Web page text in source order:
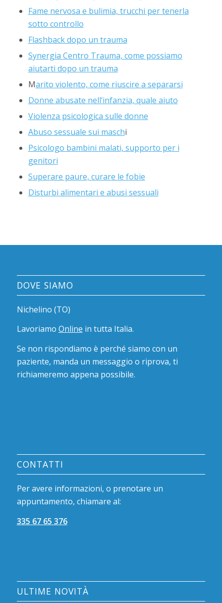
Fame nervosa e bulimia, trucchi per tenerla
sotto controllo
Flashback dopo un trauma
Synergia Centro Trauma, come possiamo
aiutarti dopo un trauma
Marito violento, come riuscire a separarsi
Donne abusate nell’infanzia, quale aiuto
Violenza psicologica sulle donne
Abuso sessuale sui maschi
Psicologo bambini malati, supporto per i
genitori
Superare paure, curare le fobie
Disturbi alimentari e abusi sessuali
DOVE SIAMO
Nichelino (TO)
Lavoriamo Online in tutta Italia.
Se non rispondiamo è perché siamo con un
paziente, manda un messaggio o riprova, ti
richiameremo appena possibile.
CONTATTI
Per avere informazioni, o prenotare un
appuntamento, chiamare al:
335 67 65 376
ULTIME NOVITÀ